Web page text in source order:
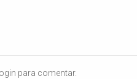
para comentar.